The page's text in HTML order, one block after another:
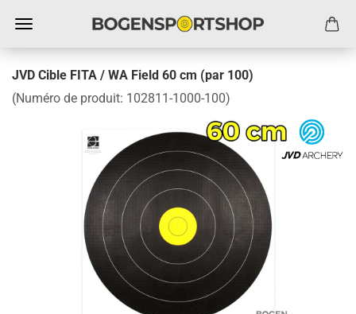
JVD Cible FITA / WA Field 60 cm (par 100)
(Numéro de produit: 102811-1000-100)